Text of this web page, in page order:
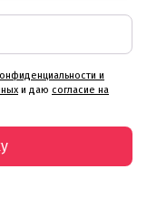
и
и даю согласие на